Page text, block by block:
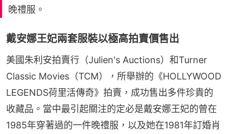
晚禮服。
戴安娜王妃兩套服裝以極高拍賣價售出
美國朱利安拍賣行（Julien's Auctions）和Turner
Classic Movies（TCM），所舉辦的《HOLLYWOOD
LEGENDS荷里活傳奇》拍賣，成功售出多件珍貴的
收藏品。當中最引起關注的定必是戴安娜王妃的曾在
1985年穿著過的一件晚禮服，以及她在1981年訂婚肖